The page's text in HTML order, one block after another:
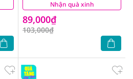
Nhận quà xinh
89,000₫
103,000₫
(2)